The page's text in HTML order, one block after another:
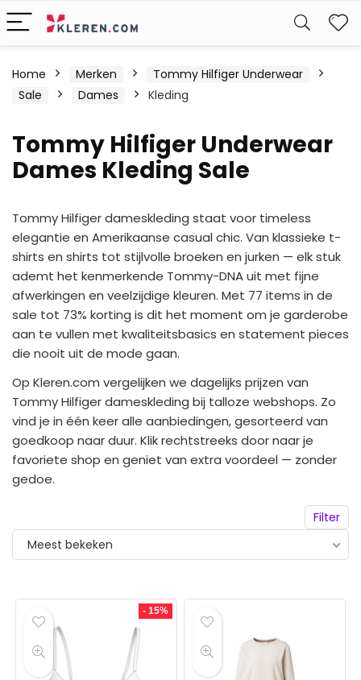
Home Merken
Tommy Hilfiger Underwear
Sale
Dames Kleding
Tommy Hilfiger Underwear
Dames Kleding Sale
Tommy Hilfiger dameskleding staat voor timeless
elegantie en Amerikaanse casual chic. Van klassieke t-
shirts en shirts tot stijlvolle broeken en jurken — elk stuk
ademt het kenmerkende Tommy-DNA uit met fijne
afwerkingen en veelzijdige kleuren. Met 77 items in de
sale tot 73% korting is dit het moment om je garderobe
aan te vullen met kwaliteitsbasics en statement pieces
die nooit uit de mode gaan.
Op Kleren.com vergelijken we dagelijks prijzen van
Tommy Hilfiger dameskleding bij talloze webshops. Zo
vind je in één keer alle aanbiedingen, gesorteerd van
goedkoop naar duur. Klik rechtstreeks door naar je
favoriete shop en geniet van extra voordeel — zonder
gedoe.
Filter
Meest bekeken
- 15%